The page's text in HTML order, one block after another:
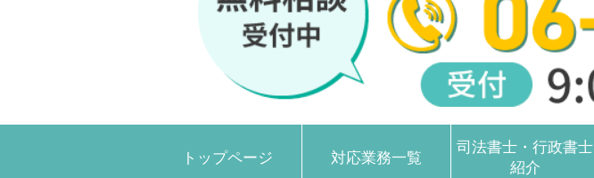
トップページ 対応業務一覧
司法書士・行政書士
紹介